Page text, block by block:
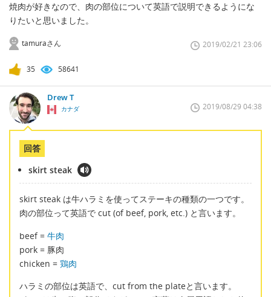
焼肉が好きなので、肉の部位について英語で説明できるようにな
りたいと思いました。
tamuraさん 2019/02/21 23:06
35 58641
Drew T
カナダ 2019/08/29 04:38
回答
skirt steak
skirt steak は牛ハラミを使ってステーキの種類の一つです。
肉の部位って英語で cut (of beef, pork, etc.) と言います。
beef = 牛肉
pork = 豚肉
chicken = 鶏肉
ハラミの部位は英語で、cut from the plateと言います。